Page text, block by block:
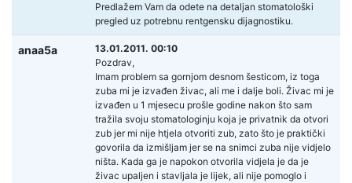
Predlažem Vam da odete na detaljan stomatološki
pregled uz potrebnu rentgensku dijagnostiku.
anaa5a
13.01.2011. 00:10
Pozdrav,
Imam problem sa gornjom desnom šesticom, iz toga
zuba mi je izvađen živac, ali me i dalje boli. Živac mi je
izvađen u 1 mjesecu prošle godine nakon što sam
tražila svoju stomatologinju koja je privatnik da otvori
zub jer mi nije htjela otvoriti zub, zato što je praktički
govorila da izmišljam jer se na snimci zuba nije vidjelo
ništa. Kada ga je napokon otvorila vidjela je da je
živac upaljen i stavljala je lijek, ali nije pomoglo i